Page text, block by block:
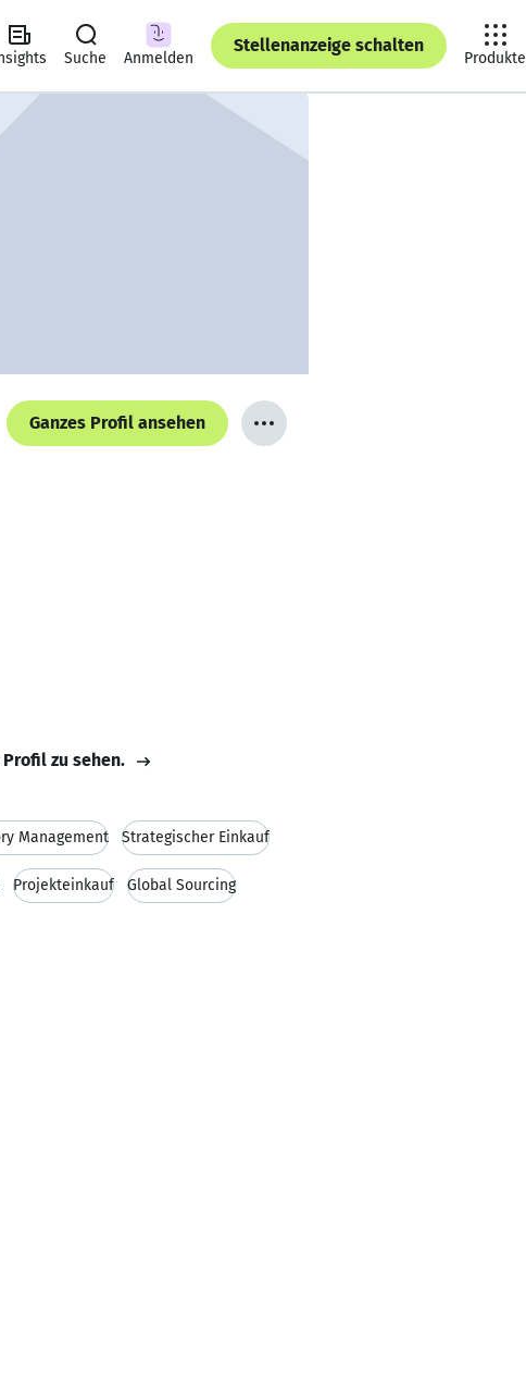
Suche Anmelden
Stellenanzeige schalten
Produkte
Ganzes Profil ansehen
zu sehen.
Management Strategischer Einkauf
Projekteinkauf Global Sourcing